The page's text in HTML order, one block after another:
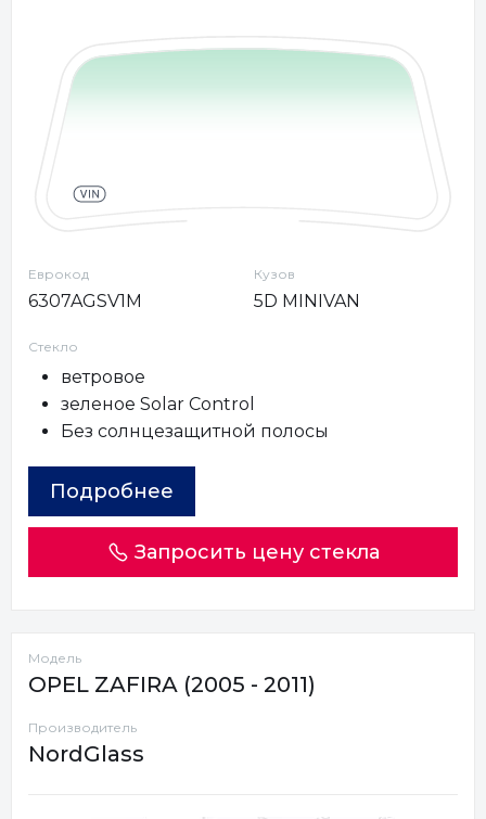
Еврокод
6307AGSV1M
Кузов
5D MINIVAN
Стекло
ветровое
зеленое Solar Control
Без солнцезащитной полосы
Подробнее
Запросить цену стекла
Модель
OPEL ZAFIRA (2005 - 2011)
Производитель
NordGlass